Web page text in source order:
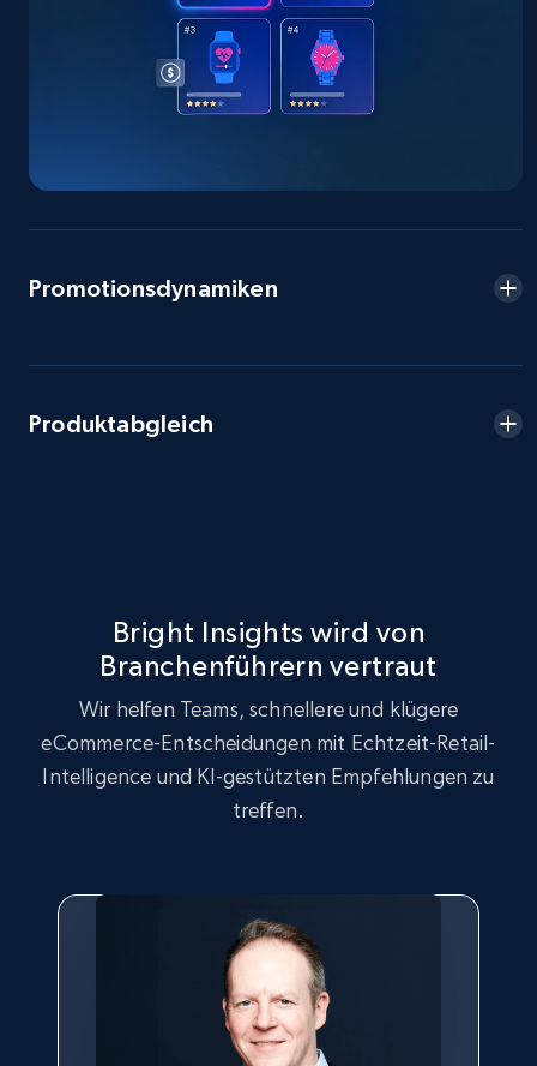
Seller reviews, Breadcrumbs, Root category, and
359+ Jetzt anfangen
Seller reviews, Breadcrumbs, Root category, and
Google Shopping
URL, Product id, Title, Product description,
Google Shopping - collects products from
Promotionsdynamiken
Produktabgleich
Bright Insights wird von
Branchenführern vertraut
Wir helfen Teams, schnellere und klügere
eCommerce-Entscheidungen mit Echtzeit-Retail-
Intelligence und KI-gestützten Empfehlungen zu
treffen.